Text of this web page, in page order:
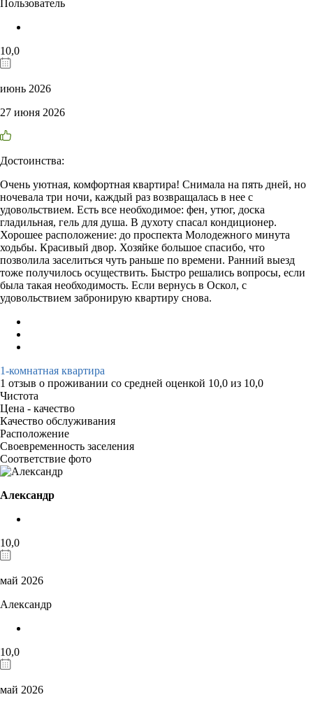
Пользователь
10,0
июнь 2026
27 июня 2026
Достоинства:
Очень уютная, комфортная квартира! Снимала на пять дней, но
ночевала три ночи, каждый раз возвращалась в нее с
удовольствием. Есть все необходимое: фен, утюг, доска
гладильная, гель для душа. В духоту спасал кондиционер.
Хорошее расположение: до проспекта Молодежного минута
ходьбы. Красивый двор. Хозяйке большое спасибо, что
позволила заселиться чуть раньше по времени. Ранний выезд
тоже получилось осуществить. Быстро решались вопросы, если
была такая необходимость. Если вернусь в Оскол, с
удовольствием забронирую квартиру снова.
1-комнатная квартира
1 отзыв о проживании со средней оценкой 10,0 из 10,0
Чистота
Цена - качество
Качество обслуживания
Расположение
Своевременность заселения
Соответствие фото
Александр
10,0
май 2026
Александр
10,0
май 2026